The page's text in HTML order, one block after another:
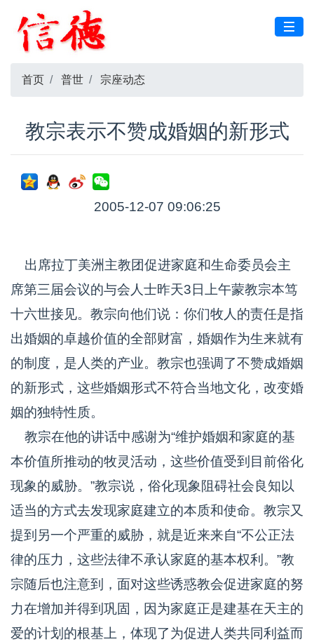
首页 普世 宗座动态
教宗表示不赞成婚姻的新形式
2005-12-07 09:06:25
出席拉丁美洲主教团促进家庭和生命委员会主
席第三届会议的与会人士昨天3日上午蒙教宗本笃
十六世接见。教宗向他们说：你们牧人的责任是指
出婚姻的卓越价值的全部财富，婚姻作为生来就有
的制度，是人类的产业。教宗也强调了不赞成婚姻
的新形式，这些婚姻形式不符合当地文化，改变婚
姻的独特性质。
教宗在他的讲话中感谢为“维护婚姻和家庭的基
本价值所推动的牧灵活动，这些价值受到目前俗化
现象的威胁。”教宗说，俗化现象阻碍社会良知以
适当的方式去发现家庭建立的本质和使命。教宗又
提到另一个严重的威胁，就是近来来自“不公正法
律的压力，这些法律不承认家庭的基本权利。”教
宗随后也注意到，面对这些诱惑教会促进家庭的努
力在增加并得到巩固，因为家庭正是建基在天主的
爱的计划的根基上，体现了为促进人类共同利益而